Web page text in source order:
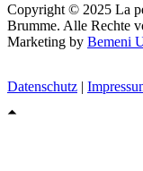
Copyright © 2025 La
Brumme. Alle Rechte
Marketing by Bemeni
Datenschutz |